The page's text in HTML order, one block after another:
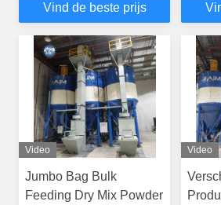
Vind de beste prijs
Video
Jumbo Bag Bulk
Feeding Dry Mix Powder
Video